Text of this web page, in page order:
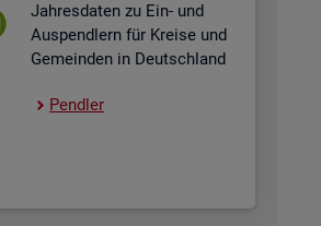
Jah­res­da­ten zu Ein- und
Aus­pend­lern für Krei­se und
Ge­mein­den in Deutsch­land
Pend­ler